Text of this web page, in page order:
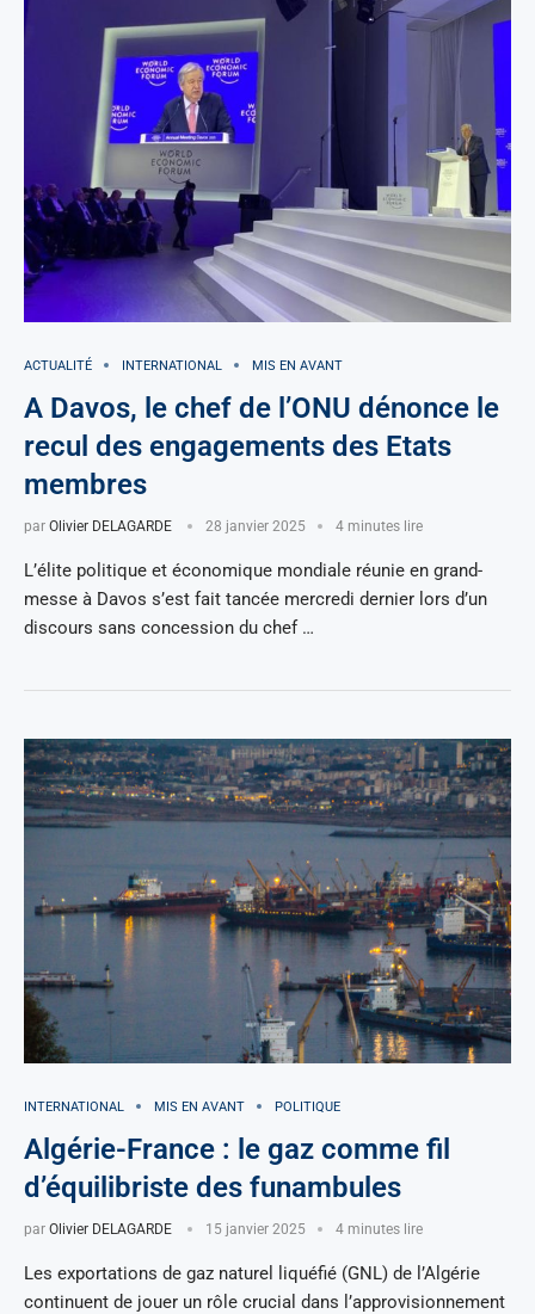
ACTUALITÉ INTERNATIONAL MIS EN AVANT
A Davos, le chef de l’ONU dénonce le
recul des engagements des Etats
membres
par Olivier DELAGARDE 28 janvier 2025 4 minutes lire
L’élite politique et économique mondiale réunie en grand-
messe à Davos s’est fait tancée mercredi dernier lors d’un
discours sans concession du chef …
INTERNATIONAL MIS EN AVANT POLITIQUE
Algérie-France : le gaz comme fil
d’équilibriste des funambules
par Olivier DELAGARDE 15 janvier 2025 4 minutes lire
Les exportations de gaz naturel liquéfié (GNL) de l’Algérie
continuent de jouer un rôle crucial dans l’approvisionnement